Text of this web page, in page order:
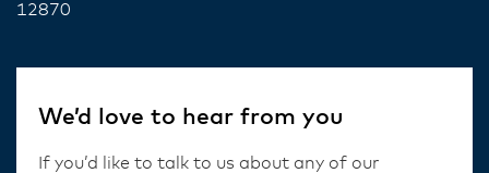
12870
We’d love to hear from you
If you’d like to talk to us about any of our